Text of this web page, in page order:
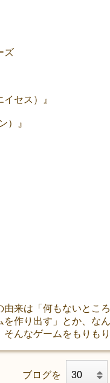
ズ
セス）』
）』
来は「何もないと
作り出す」とか、
んなゲームをもりも
ブログを